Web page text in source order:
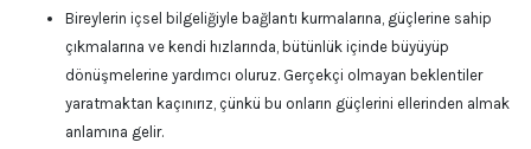
Bireylerin içsel bilgeliğiyle bağlantı kurmalarına, güçlerine sahip
çıkmalarına ve kendi hızlarında, bütünlük içinde büyüyüp
dönüşmelerine yardımcı oluruz. Gerçekçi olmayan beklentiler
yaratmaktan kaçınırız, çünkü bu onların güçlerini ellerinden almak
anlamına gelir.